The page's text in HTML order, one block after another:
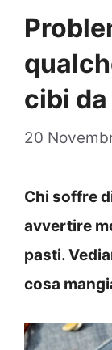
cibi
20
Chi soffre
avvertire
pasti.
cosa